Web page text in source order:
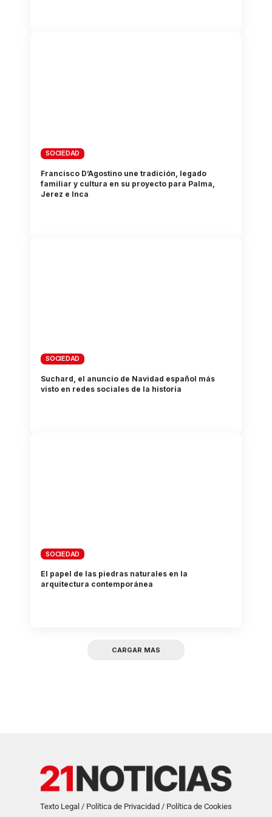
SOCIEDAD
Francisco D’Agostino une tradición, legado
familiar y cultura en su proyecto para Palma,
Jerez e Inca
SOCIEDAD
Suchard, el anuncio de Navidad español más
visto en redes sociales de la historia
SOCIEDAD
El papel de las piedras naturales en la
arquitectura contemporánea
CARGAR MAS
Texto Legal / Política de Privacidad / Política de Cookies